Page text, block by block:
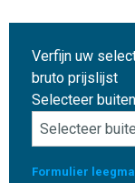
Verfijn uw
bruto prijslijst
Selecteer
Formulier